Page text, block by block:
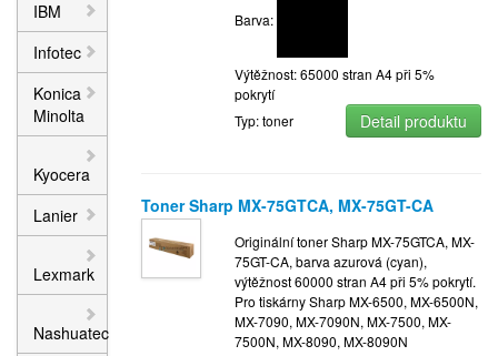
IBM
Infotec
Konica
Minolta
Kyocera
Lanier
Lexmark
Nashuatec
Barva:
Výtěžnost: 65000 stran A4 při 5%
pokrytí
Typ: toner
Detail produktu
Toner Sharp MX-75GTCA, MX-75GT-CA
Originální toner Sharp MX-75GTCA, MX-
75GT-CA, barva azurová (cyan),
výtěžnost 60000 stran A4 při 5% pokrytí.
Pro tiskárny Sharp MX-6500, MX-6500N,
MX-7090, MX-7090N, MX-7500, MX-
7500N, MX-8090, MX-8090N